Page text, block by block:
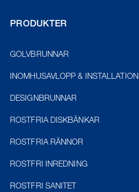
PRODUKTER
GOLVBRUNNAR
INOMHUSAVLOPP & INSTALLATION
DESIGNBRUNNAR
ROSTFRIA DISKBÄNKAR
ROSTFRIA RÄNNOR
ROSTFRI INREDNING
ROSTFRI SANITET